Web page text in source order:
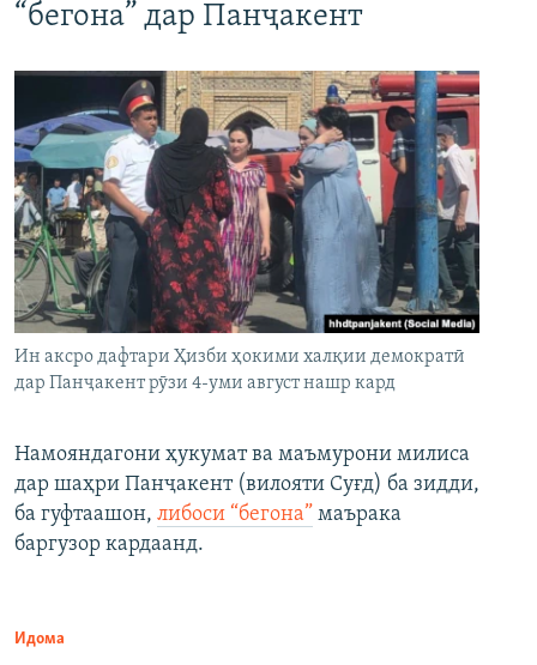
“бегона” дар Панҷакент
Ин аксро дафтари Ҳизби ҳокими халқии демократӣ
дар Панҷакент рӯзи 4-уми август нашр кард
Намояндагони ҳукумат ва маъмурони милиса
дар шаҳри Панҷакент (вилояти Суғд) ба зидди,
ба гуфтаашон, либоси “бегона” маърака
баргузор кардаанд.
Идома